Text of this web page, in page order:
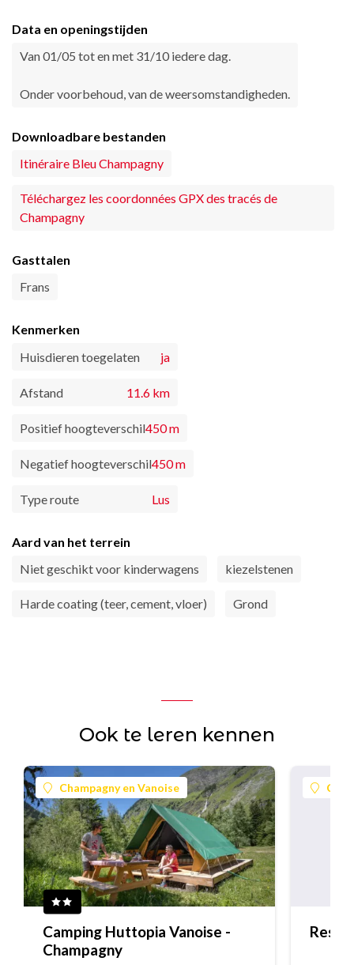
Data en openingstijden
Van 01/05 tot en met 31/10 iedere dag.
Onder voorbehoud, van de weersomstandigheden.
Downloadbare bestanden
Itinéraire Bleu Champagny
Téléchargez les coordonnées GPX des tracés de
Champagny
Gasttalen
Frans
Kenmerken
Huisdieren toegelaten
ja
Afstand 11.6 km
Positief hoogteverschil450 m
Negatief hoogteverschil450 m
Type route Lus
Aard van het terrein
Niet geschikt voor kinderwagens
kiezelstenen
Harde coating (teer, cement, vloer) Grond
Ook te leren kennen
Champagny en Vanoise
Camping Huttopia Vanoise -
Champagny